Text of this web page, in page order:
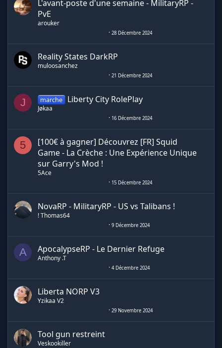
L'avant-poste d'une semaine - MilitaryRP -
PvE
arouker
28 Décembre 2024
Reality States DarkRP
muloosanchez
21 Décembre 2024
J marche Liberty City RolePlay
Jøkaa
16 Décembre 2024
5
[100€ à gagner] Découvrez [FR] Squid
Game - La Crèche : Une Expérience Unique
sur Garry's Mod !
5Ace
15 Décembre 2024
NovaRP - MilitaryRP - US vs Talibans !
! Thomas64
9 Décembre 2024
A ApocalypseRP - Le Dernier Refuge
Anthony .T
4 Décembre 2024
Liberta NORP V3
Yzikaa V2
29 Novembre 2024
Tool gun restreint
Veskookiller